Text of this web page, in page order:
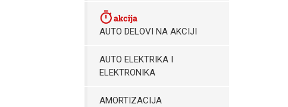
AUTO DELOVI NA AKCIJI
AUTO ELEKTRIKA I
ELEKTRONIKA
AMORTIZACIJA